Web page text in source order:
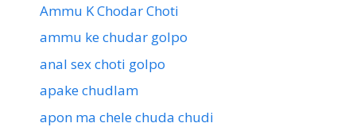
Ammu K Chodar Choti
ammu ke chudar golpo
anal sex choti golpo
apake chudlam
apon ma chele chuda chudi